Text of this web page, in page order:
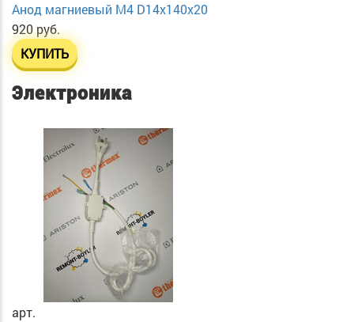
Анод магниевый М4 D14х140х20
920 руб.
КУПИТЬ
Электроника
арт.